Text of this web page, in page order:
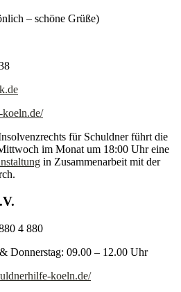
– schöne Grüße)
für Schuldner führt die
im Monat um 18:00 Uhr eine
in Zusammenarbeit mit der
4 880
Donnerstag: 09.00 – 12.00 Uhr
koeln.de/